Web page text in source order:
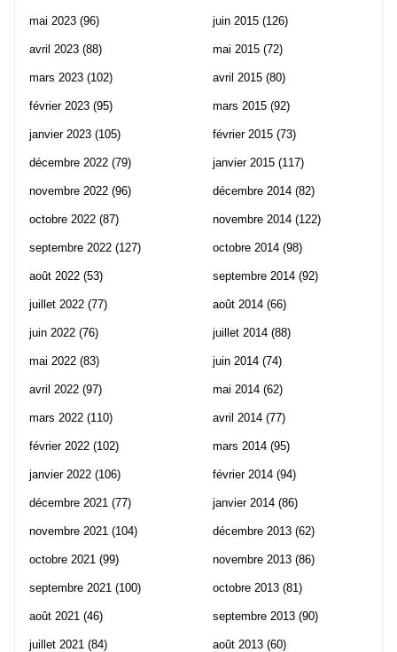
mai 2023 (96)
avril 2023 (88)
mars 2023 (102)
février 2023 (95)
janvier 2023 (105)
décembre 2022 (79)
novembre 2022 (96)
octobre 2022 (87)
septembre 2022 (127)
août 2022 (53)
juillet 2022 (77)
juin 2022 (76)
mai 2022 (83)
avril 2022 (97)
mars 2022 (110)
février 2022 (102)
janvier 2022 (106)
décembre 2021 (77)
novembre 2021 (104)
octobre 2021 (99)
septembre 2021 (100)
août 2021 (46)
juillet 2021 (84)
juin 2015 (126)
mai 2015 (72)
avril 2015 (80)
mars 2015 (92)
février 2015 (73)
janvier 2015 (117)
décembre 2014 (82)
novembre 2014 (122)
octobre 2014 (98)
septembre 2014 (92)
août 2014 (66)
juillet 2014 (88)
juin 2014 (74)
mai 2014 (62)
avril 2014 (77)
mars 2014 (95)
février 2014 (94)
janvier 2014 (86)
décembre 2013 (62)
novembre 2013 (86)
octobre 2013 (81)
septembre 2013 (90)
août 2013 (60)